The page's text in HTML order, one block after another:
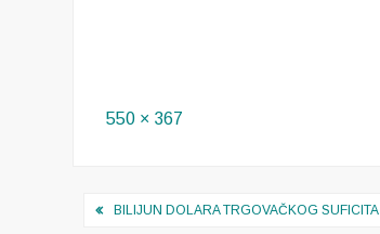
Full
550 × 367
Navigacija
BILIJUN DOLARA TRGOVAČKOG SUFICITA